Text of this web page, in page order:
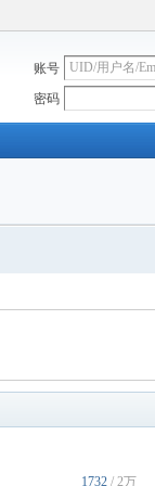
账号
密码
1732 /2万